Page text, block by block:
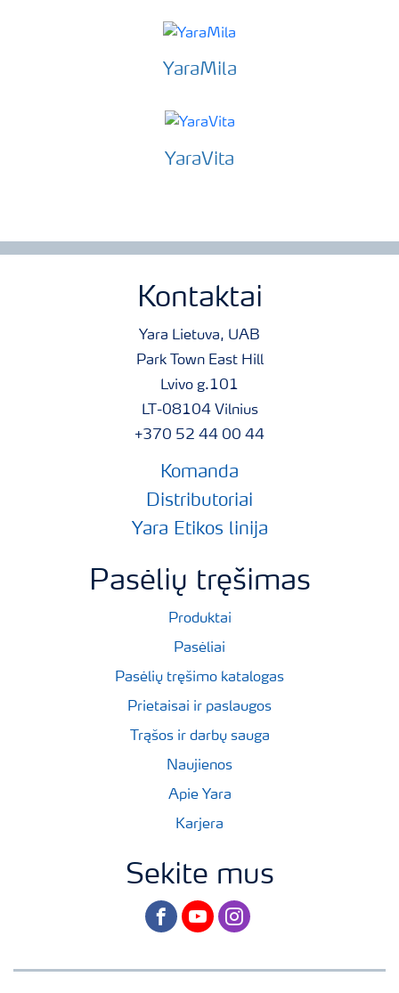
YaraMila
YaraVita
Kontaktai
Yara Lietuva, UAB
Park Town East Hill
Lvivo g.101
LT-08104 Vilnius
+370 52 44 00 44
Komanda
Distributoriai
Yara Etikos linija
Pasėlių tręšimas
Produktai
Pasėliai
Pasėlių tręšimo katalogas
Prietaisai ir paslaugos
Trąšos ir darbų sauga
Naujienos
Apie Yara
Karjera
Sekite mus
facebookyoutubeinstagram